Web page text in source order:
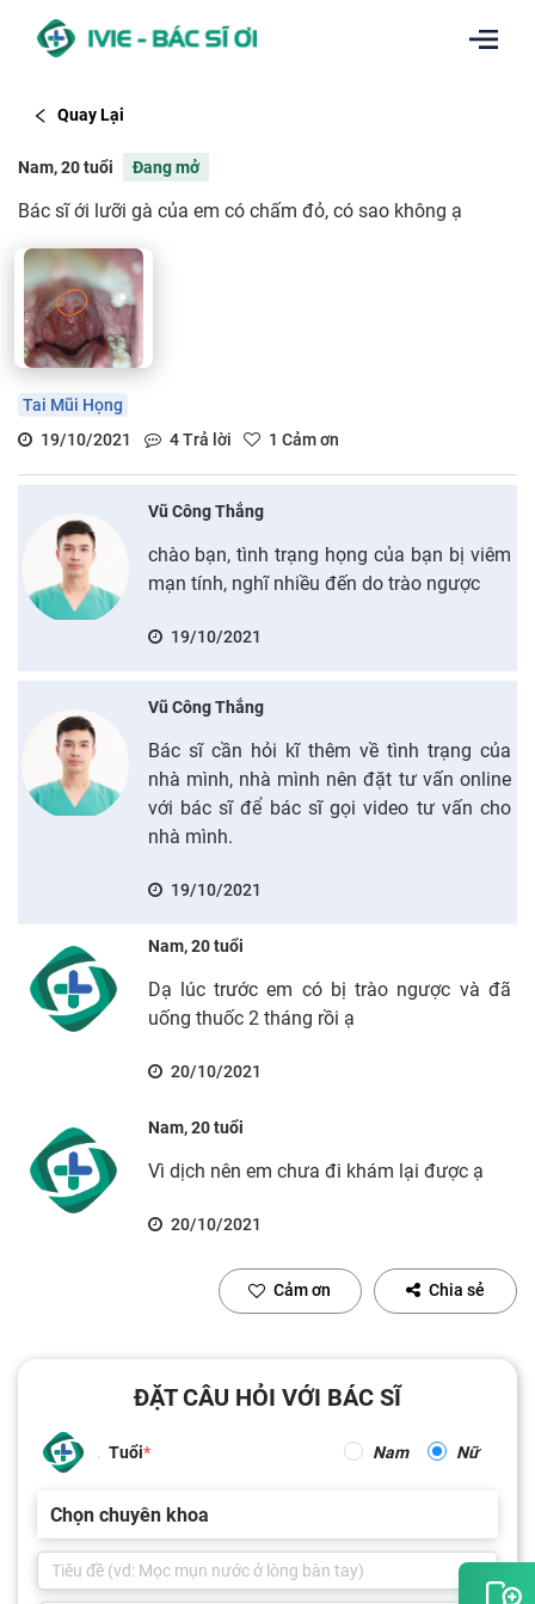
Quay Lại
Nam, 20 tuổi Đang mở
Bác sĩ ới lưỡi gà của em có chấm đỏ, có sao không ạ
Tai Mũi Họng
19/10/2021
4Trả lời 1 Cảm ơn
Vũ Công Thắng
chào bạn, tình trạng họng của bạn bị viêm
mạn tính, nghĩ nhiều đến do trào ngược
19/10/2021
Vũ Công Thắng
Bác sĩ cần hỏi kĩ thêm về tình trạng của
nhà mình, nhà mình nên đặt tư vấn online
với bác sĩ để bác sĩ gọi video tư vấn cho
nhà mình.
19/10/2021
Nam, 20 tuổi
Dạ lúc trước em có bị trào ngược và đã
uống thuốc 2 tháng rồi ạ
20/10/2021
Nam, 20 tuổi
Vì dịch nên em chưa đi khám lại được ạ
20/10/2021
Cảm ơn Chia sẻ
ĐẶT CÂU HỎI VỚI BÁC SĨ
Tuổi Nam Nữ
Chọn chuyên khoa